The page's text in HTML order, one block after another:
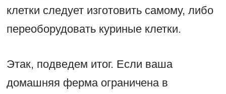
клетки следует изготовить самому, либо
переоборудовать куриные клетки.
Этак, подведем итог. Если ваша
домашняя ферма ограничена в